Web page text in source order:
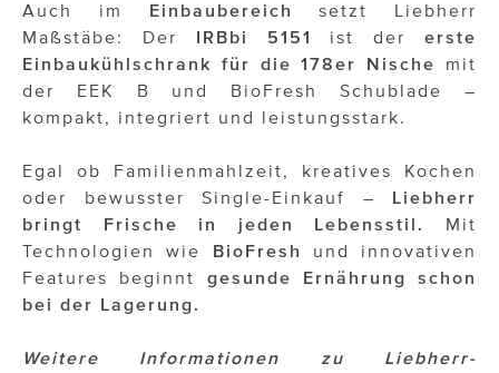
Auch im Einbaubereich
setzt Liebherr
Maßstäbe: Der
IRBbi 5151 ist dererste
Einbaukühlschrank für die 178er Nische
mit
der EEK B und BioFresh Schublade –
kompakt, integriert und leistungsstark.
Egal ob Familienmahlzeit, kreatives Kochen
oder bewusster Single-Einkauf – Liebherr
bringt Frische in jeden Lebensstil.
Mit
Technologien wie BioFresh
und innovativen
Features beginnt gesunde Ernährung schon
bei der Lagerung.
Weitere Informationen zu Liebherr-